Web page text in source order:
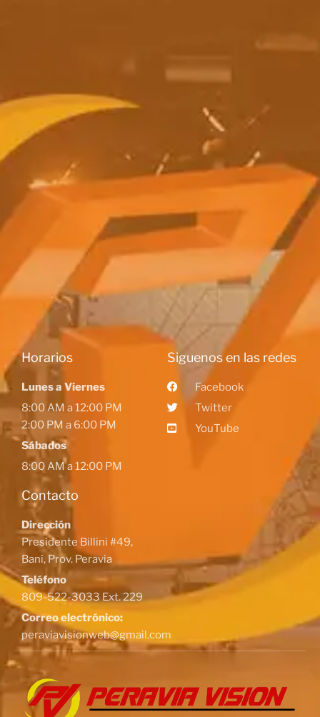
Horarios
Lunes a Viernes
8:00 AM a 12:00 PM
2:00 PM a 6:00 PM
Sábados
8:00 AM a 12:00 PM
Contacto
Dirección
Presidente Billini #49,
Baní, Prov. Peravia
Teléfono
809-522-3033 Ext. 229
Correo electrónico:
peraviavisionweb@gmail.com
Siguenos en las redes
Facebook
Twitter
YouTube